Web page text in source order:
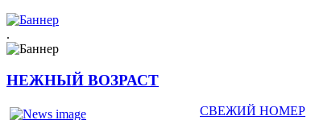
.
НЕЖНЫЙ ВОЗРАСТ
СВЕЖИЙ НОМЕР